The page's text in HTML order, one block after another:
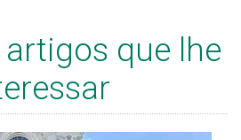
que lhe